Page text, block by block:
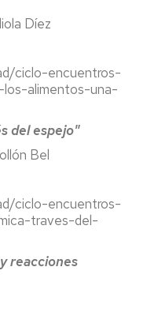
Díez
ciclo-encuentros-
alimentos-una-
del espejo"
Bel
ciclo-encuentros-
traves-del-
reacciones